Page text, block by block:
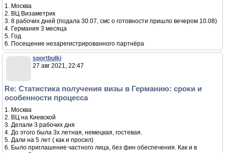
1. Москва
2. ВЦ Визаметрик
3. 8 рабочих дней (подала 30.07, смс о готовности пришло вечером 10.08)
4. Германия 3 месяца
5. Год
6. Посещение незарегистрированного партнёра
sportbulki
27 авг 2021, 22:47
Re: Статистика получения визы в Германию: сроки и
особенности процесса
1. Москва
2. ВЦ на Киевской
3. Делали 3 рабочих дня
4. До этого была 3х летная, немецкая, гостевая.
5. Дали на 5 лет ( как и просил)
6. Было приглашение частного лица, без фин обеспечения. Как и в